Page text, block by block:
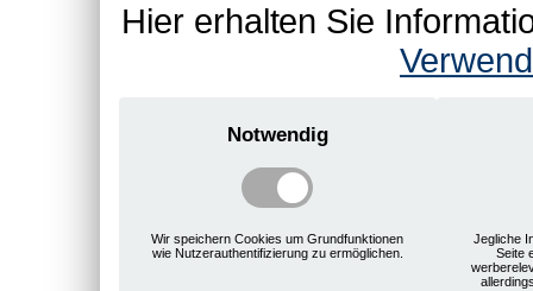
Hier erhalten Sie
Notwendig
Wir speichern Cookies um Grundfunktionen
wie Nutzerauthentifizierung zu ermöglichen.
Jegliche
Seite